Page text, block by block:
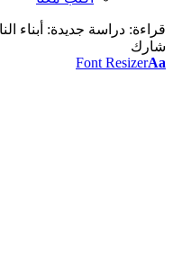
قراءة: دراسة جديدة: أبناء
شارك
Font ResizerAa